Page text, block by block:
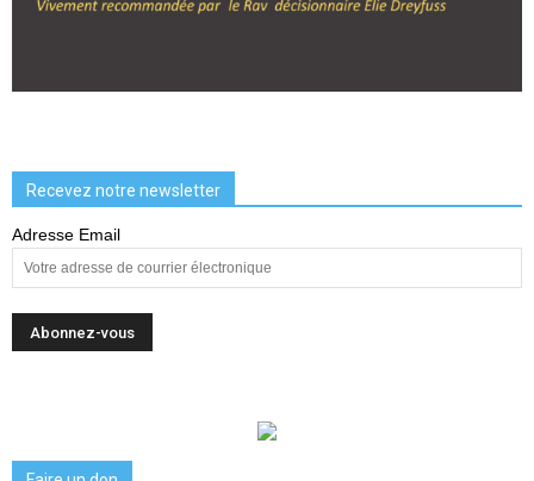
Recevez notre newsletter
Adresse Email